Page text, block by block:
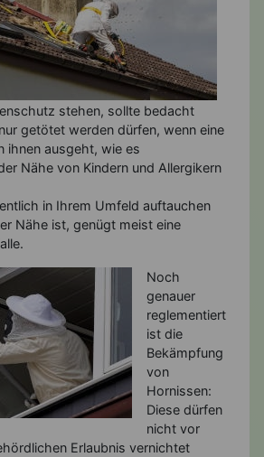
stehen, sollte bedacht
getötet werden dürfen, wenn eine
ihnen ausgeht, wie es
Nähe von Kindern und Allergikern
in Ihrem Umfeld auftauchen
Nähe ist, genügt meist eine
Noch
genauer
reglementiert
ist die
Bekämpfung
von
Hornissen:
Diese dürfen
nicht vor
Erlaubnis vernichtet